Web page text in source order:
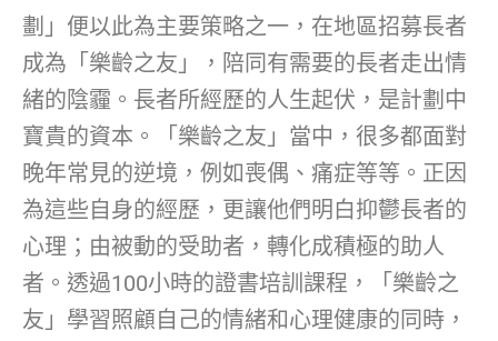
劃」便以此為主要策略之一，在地區招募長者
成為「樂齡之友」，陪同有需要的長者走出情
緒的陰霾。長者所經歷的人生起伏，是計劃中
寶貴的資本。「樂齡之友」當中，很多都面對
晚年常見的逆境，例如喪偶、痛症等等。正因
為這些自身的經歷，更讓他們明白抑鬱長者的
心理；由被動的受助者，轉化成積極的助人
者。透過100小時的證書培訓課程，「樂齡之
友」學習照顧自己的情緒和心理健康的同時，